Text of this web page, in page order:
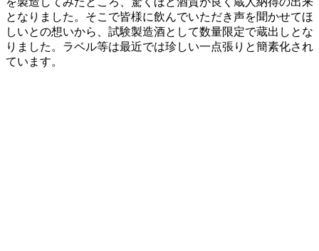
となりました。そこで皆様に飲んでいただき声を聞かせてほ
しいとの想いから、試験製造酒として数量限定で蔵出しとな
りました。ラベル等は最近では珍しい一点張りと簡素化され
ています。